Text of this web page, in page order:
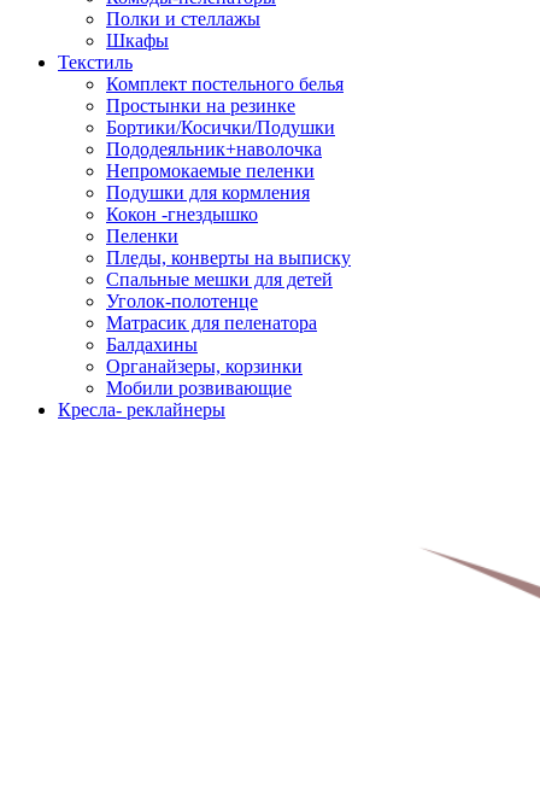
Полки и стеллажы
Шкафы
Текстиль
Комплект постельного белья
Простынки на резинке
Бортики/Косички/Подушки
Пододеяльник+наволочка
Непромокаемые пеленки
Подушки для кормления
Кокон -гнездышко
Пеленки
Пледы, конверты на выписку
Спальные мешки для детей
Уголок-полотенце
Матрасик для пеленатора
Балдахины
Органайзеры, корзинки
Мобили розвивающие
Кресла- реклайнеры